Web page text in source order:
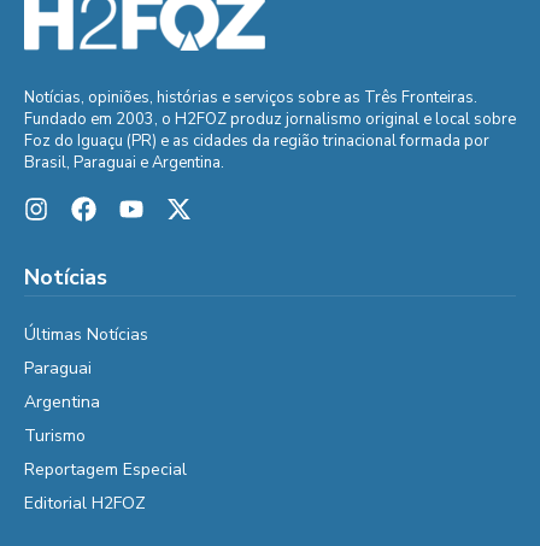
Notícias, opiniões, histórias e serviços sobre as Três Fronteiras.
Fundado em 2003, o H2FOZ produz jornalismo original e local sobre
Foz do Iguaçu (PR) e as cidades da região trinacional formada por
Brasil, Paraguai e Argentina.
Notícias
Últimas Notícias
Paraguai
Argentina
Turismo
Reportagem Especial
Editorial H2FOZ